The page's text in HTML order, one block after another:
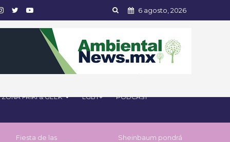
6 agosto, 2026
ZONA FRIKI & GEEK LGBT+ PODCAST
Fiesta de las
Sheinbaum pondrá